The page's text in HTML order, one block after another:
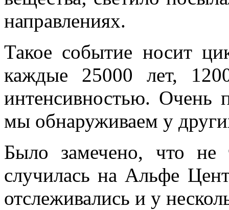
направлениях.
Такое событие носит
каждые 25000 лет,
интенсивностью. Очень
мы обнаруживаем у
Было замечено, что не
случилась на Альфе
отслеживались и у